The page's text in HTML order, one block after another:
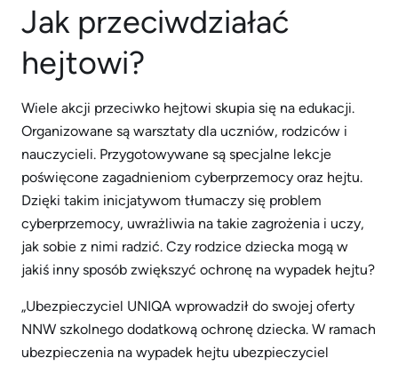
Jak przeciwdziałać
hejtowi?
Wiele akcji przeciwko hejtowi skupia się na edukacji.
Organizowane są warsztaty dla uczniów, rodziców i
nauczycieli. Przygotowywane są specjalne lekcje
poświęcone zagadnieniom cyberprzemocy oraz hejtu.
Dzięki takim inicjatywom tłumaczy się problem
cyberprzemocy, uwrażliwia na takie zagrożenia i uczy,
jak sobie z nimi radzić. Czy rodzice dziecka mogą w
jakiś inny sposób zwiększyć ochronę na wypadek hejtu?
„Ubezpieczyciel UNIQA wprowadził do swojej oferty
NNW szkolnego dodatkową ochronę dziecka. W ramach
ubezpieczenia na wypadek hejtu ubezpieczyciel